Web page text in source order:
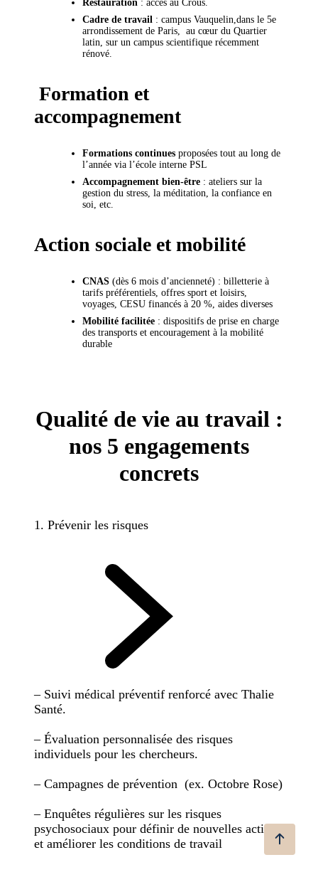
Restauration : accès au Crous.
Cadre de travail : campus Vauquelin,dans le 5e
arrondissement de Paris, au cœur du Quartier
latin, sur un campus scientifique récemment
rénové.
Formation et
accompagnement
Formations continues proposées tout au long de
l’année via l’école interne PSL
Accompagnement bien-être : ateliers sur la
gestion du stress, la méditation, la confiance en
soi, etc.
Action sociale et mobilité
CNAS (dès 6 mois d’ancienneté) : billetterie à
tarifs préférentiels, offres sport et loisirs,
voyages, CESU financés à 20 %, aides diverses
Mobilité facilitée : dispositifs de prise en charge
des transports et encouragement à la mobilité
durable
Qualité de vie au travail :
nos 5 engagements
concrets
1. Prévenir les risques
– Suivi médical préventif renforcé avec Thalie
Santé.
– Évaluation personnalisée des risques
individuels pour les chercheurs.
– Campagnes de prévention (ex. Octobre Rose)
– Enquêtes régulières sur les risques
psychosociaux pour définir de nouvelles actions
et améliorer les conditions de travail